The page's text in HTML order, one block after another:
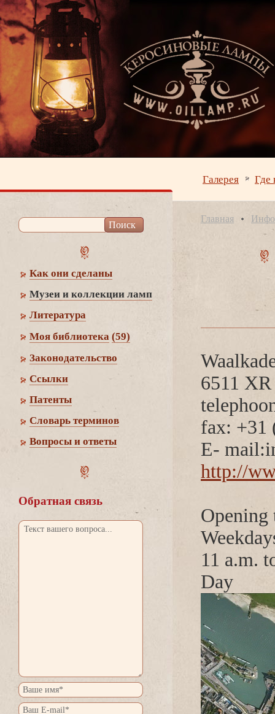
Галерея Где
Как они сделаны
Музеи и коллекции ламп
Литература
Моя библиотека (59)
Законодательство
Cсылки
Патенты
Словарь термино
опросы и ответы
Обратная связь
Главная
6511
fax: +31
E-
http://
Opening
11 a.m.
Day